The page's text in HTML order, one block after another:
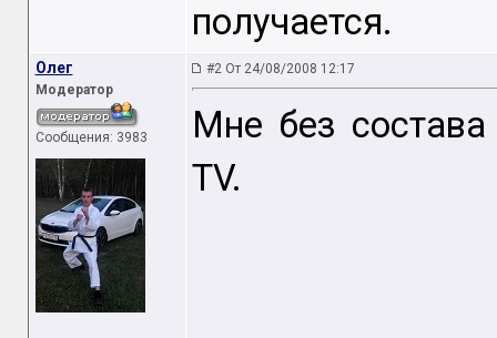
получается.
Oлег
Модератор
Сообщения: 3983
#2 От 24/08/2008 12:17
Мне без
TV.